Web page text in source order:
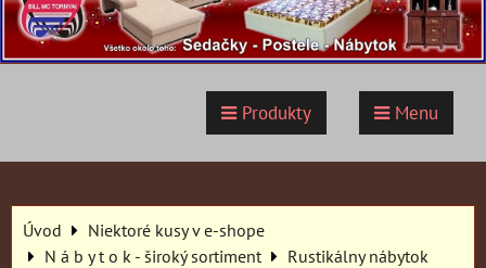
Produkty Menu
Úvod
Niektoré kusy v e-shope
N á b y t o k - široký sortiment
Rustikálny nábytok